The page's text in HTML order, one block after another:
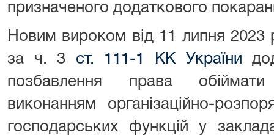
призначеного додаткового
Новим вироком від 11 липня
за ч. 3 ст. 111-1 КК України
позбавлення права
виконанням організаційно-
господарських функцій у